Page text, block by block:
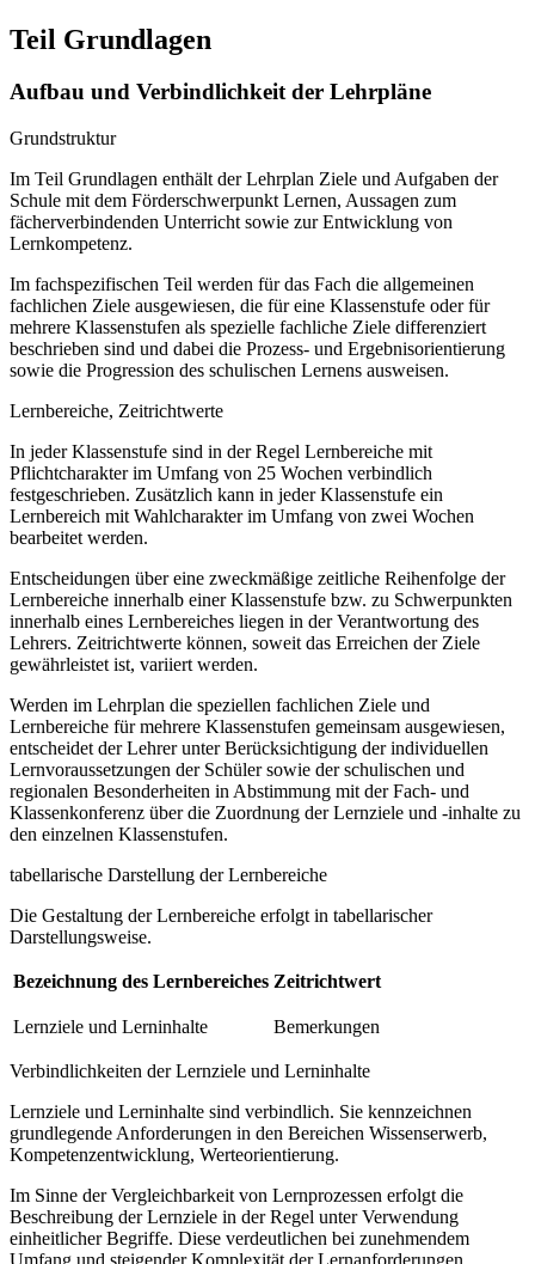
Teil Grundlagen
Aufbau und Verbindlichkeit der Lehrpläne
Grundstruktur
Im Teil Grundlagen enthält der Lehrplan Ziele und Aufgaben der
Schule mit dem Förderschwerpunkt Lernen, Aussagen zum
fächerverbindenden Unterricht sowie zur Entwicklung von
Lernkompetenz.
Im fachspezifischen Teil werden für das Fach die allgemeinen
fachlichen Ziele ausgewiesen, die für eine Klassenstufe oder für
mehrere Klassenstufen als spezielle fachliche Ziele differenziert
beschrieben sind und dabei die Prozess- und Ergebnisorientierung
sowie die Progression des schulischen Lernens ausweisen.
Lernbereiche, Zeitrichtwerte
In jeder Klassenstufe sind in der Regel Lernbereiche mit
Pflichtcharakter im Umfang von 25 Wochen verbindlich
festgeschrieben. Zusätzlich kann in jeder Klassenstufe ein
Lernbereich mit Wahlcharakter im Umfang von zwei Wochen
bearbeitet werden.
Entscheidungen über eine zweckmäßige zeitliche Reihenfolge der
Lernbereiche innerhalb einer Klassenstufe bzw. zu Schwerpunkten
innerhalb eines Lernbereiches liegen in der Verantwortung des
Lehrers. Zeitrichtwerte können, soweit das Erreichen der Ziele
gewährleistet ist, variiert werden.
Werden im Lehrplan die speziellen fachlichen Ziele und
Lernbereiche für mehrere Klassenstufen gemeinsam ausgewiesen,
entscheidet der Lehrer unter Berücksichtigung der individuellen
Lernvoraussetzungen der Schüler sowie der schulischen und
regionalen Besonderheiten in Abstimmung mit der Fach- und
Klassenkonferenz über die Zuordnung der Lernziele und -inhalte zu
den einzelnen Klassenstufen.
tabellarische Darstellung der Lernbereiche
Die Gestaltung der Lernbereiche erfolgt in tabellarischer
Darstellungsweise.
Bezeichnung des Lernbereiches Zeitrichtwert
Lernziele und Lerninhalte Bemerkungen
Verbindlichkeiten der Lernziele und Lerninhalte
Lernziele und Lerninhalte sind verbindlich. Sie kennzeichnen
grundlegende Anforderungen in den Bereichen Wissenserwerb,
Kompetenzentwicklung, Werteorientierung.
Im Sinne der Vergleichbarkeit von Lernprozessen erfolgt die
Beschreibung der Lernziele in der Regel unter Verwendung
einheitlicher Begriffe. Diese verdeutlichen bei zunehmendem